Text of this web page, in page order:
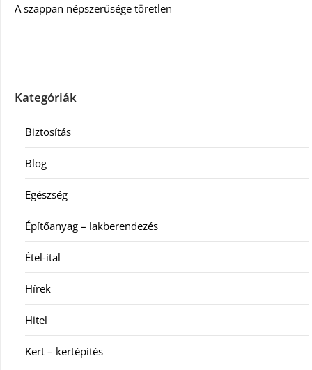
A szappan népszerűsége töretlen
Kategóriák
Biztosítás
Blog
Egészség
Építőanyag – lakberendezés
Étel-ital
Hírek
Hitel
Kert – kertépítés